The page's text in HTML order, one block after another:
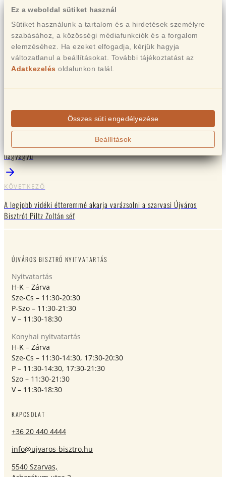
Ez a weboldal sütiket használ
Sütiket használunk a tartalom és a hirdetések személyre
szabásához, a közösségi médiafunkciók és a forgalom
elemzéséhez. Ha ezeket elfogadja, kérjük hagyja
változatlanul a beállításokat. További tájékoztatást az
Adatkezelés oldalunkon talál.
Összes süti engedélyezése
Beállítások
Kulináris célpontként Magyarország térképére felkerült szarvasi
étterembe - az Újváros Bisztróba - látogatott Vajda Pierre, a gasztro
nagyágyú
KÖVETKEZŐ
A legjobb vidéki étteremmé akarja varázsolni a szarvasi Újváros
Bisztrót Piltz Zoltán séf
ÚJVÁROS BISZTRÓ NYITVATARTÁS
Nyitvatartás
H-K – Zárva
Sze-Cs – 11:30-20:30
P-Szo – 11:30-21:30
V – 11:30-18:30
Konyhai nyitvatartás
H-K – Zárva
Sze-Cs – 11:30-14:30, 17:30-20:30
P – 11:30-14:30, 17:30-21:30
Szo – 11:30-21:30
V – 11:30-18:30
KAPCSOLAT
+36 20 440 4444
info@ujvaros-bisztro.hu
5540 Szarvas,